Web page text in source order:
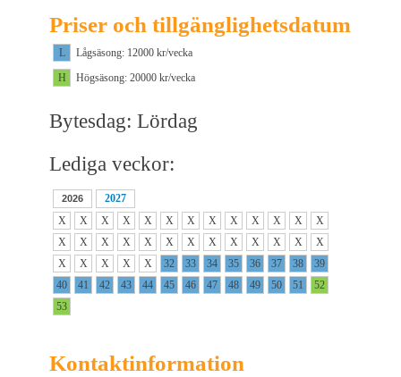
Priser och tillgänglighetsdatum
L
Lågsäsong: 12000 kr/vecka
H
Högsäsong: 20000 kr/vecka
Bytesdag: Lördag
Lediga veckor:
2026
2027
X
X X X X X X X X X X X
X
X
X X X X X X X X X X X
X
X
X X X X 32 33 34 35 36 37 38
39
40
41 42 43 44 45 46 47 48 49 50 51
52
53
Kontaktinformation